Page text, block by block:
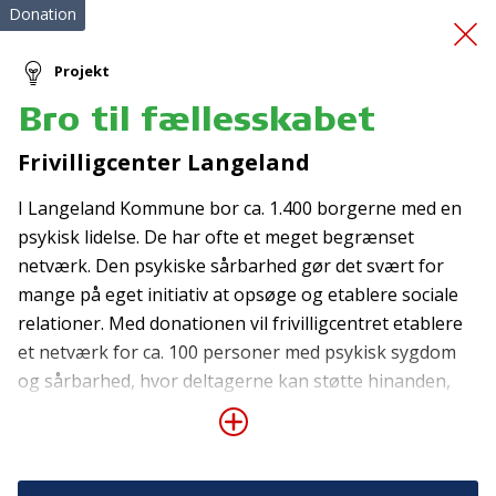
Sjov Sommer
Donation
Projekt
Bro til fællesskabet
Frivilligcenter Langeland
I Langeland Kommune bor ca. 1.400 borgerne med en
psykisk lidelse. De har ofte et meget begrænset
netværk. Den psykiske sårbarhed gør det svært for
mange på eget initiativ at opsøge og etablere sociale
relationer. Med donationen vil frivilligcentret etablere
et netværk for ca. 100 personer med psykisk sygdom
og sårbarhed, hvor deltagerne kan støtte hinanden,
skabe relationer og lave forskellige aktiviteter
sammen. Netværket skal også hjælpe deltagerne ind i
Tilmeld nyhedsbrev
De seneste nyheder om TrygFondens og TryghedsGruppens
aktiviteter direkte i din indbakke.